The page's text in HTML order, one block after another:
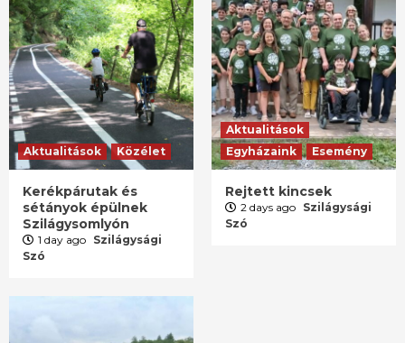
Aktualitások Közélet
Kerékpárutak és
sétányok épülnek
Szilágysomlyón
1 day ago Szilágysági
Szó
Aktualitások
Egyházaink
Esemény
Rejtett kincsek
2 days ago Szilágysági
Szó